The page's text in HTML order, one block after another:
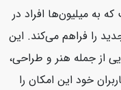
میلیون‌ها افراد در
را فراهم می‌کند. این
از جمله هنر و طراحی،
خود این امکان را